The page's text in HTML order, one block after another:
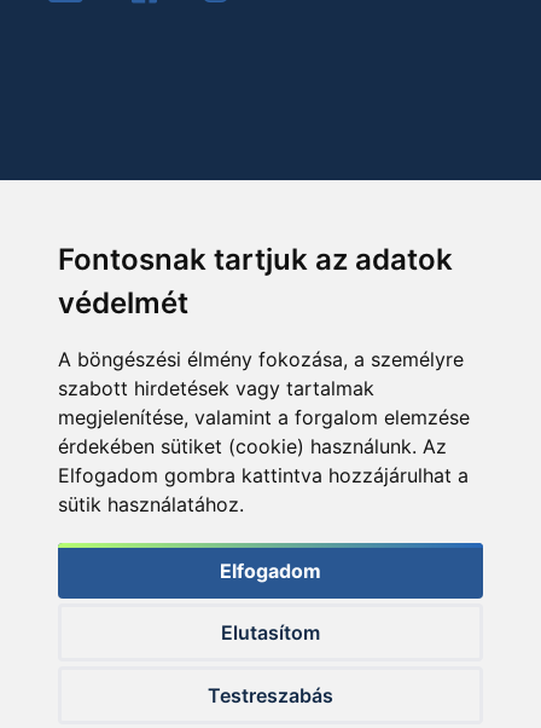
Fontosnak tartjuk az adatok
védelmét
A böngészési élmény fokozása, a személyre
szabott hirdetések vagy tartalmak
megjelenítése, valamint a forgalom elemzése
érdekében sütiket (cookie) használunk. Az
Elfogadom gombra kattintva hozzájárulhat a
sütik használatához.
Elfogadom
Elutasítom
Testreszabás